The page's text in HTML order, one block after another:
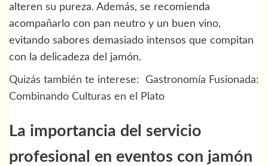
alteren su pureza. Además, se recomienda
acompañarlo con pan neutro y un buen vino,
evitando sabores demasiado intensos que compitan
con la delicadeza del jamón.
Quizás también te interese:
Gastronomía Fusionada:
Combinando Culturas en el Plato
La importancia del servicio
profesional en eventos con jamón